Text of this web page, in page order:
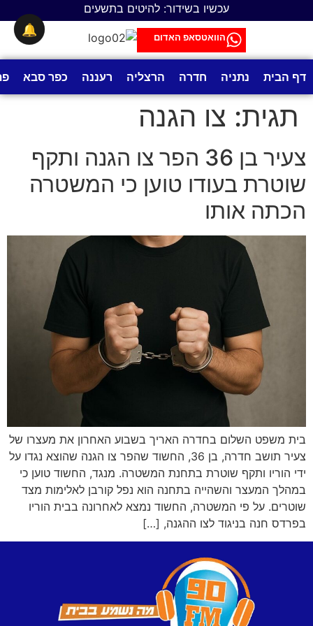
עכשיו בשידור: להיטים בתשעים
הוואטסאפ האדום
דף הבית נתניה חדרה הרצליה רעננה כפר סבא
תגית: צו הגנה
צעיר בן 36 הפר צו הגנה ותקף
שוטרת בעודו טוען כי המשטרה
הכתה אותו
בית משפט השלום בחדרה האריך בשבוע האחרון את מעצרו של
צעיר תושב חדרה, בן 36, החשוד שהפר צו הגנה שהוצא נגדו על
ידי הוריו ותקף שוטרת בתחנת המשטרה. מנגד, החשוד טוען כי
במהלך המעצר והשהייה בתחנה הוא נפל קורבן לאלימות מצד
שוטרים. על פי המשטרה, החשוד נמצא לאחרונה בבית הוריו
בפרדס חנה בניגוד לצו ההגנה, […]
🔔